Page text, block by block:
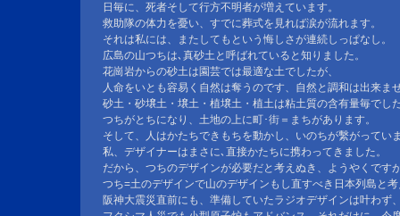
日毎に、死者そして行方不明者が増えています。
救助隊の体力を憂い、すでに葬式を見れば涙が流れます。
それは私には、またしてもという悔しさが連続しっぱなし。
広島の山つちは､真砂土と呼ばれていると知りました。
花崗岩からの砂土は園芸では最適な土でしたが、
人命をいとも容易く自然は奪うのです、自然と調和は出来ま
砂土・砂壌土・壌土・植壌土・植土は粘土質の含有量毎でし
つちがとちになり、土地の上に町･街＝まちがあります。
そして、人はかたちできもちを動かし、いのちが繫がってい
私、デザイナーはまさに､直接かたちに携わってきました。
だから、つちのデザインが必要だと考えぬき、ようやくです
つち=土のデザインで山のデザインもし直すべき日本列島と
阪神大震災直前にも、準備していたラジオデザインは叶わず